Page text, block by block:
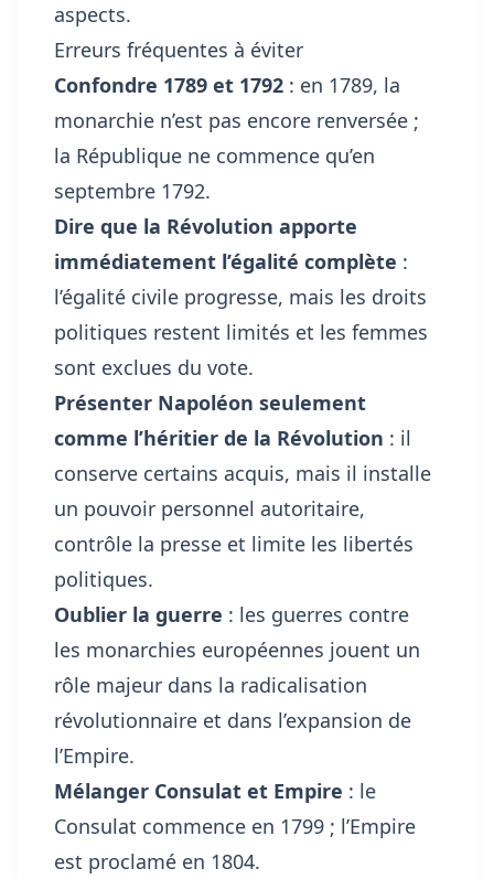
aspects.
Erreurs fréquentes à éviter
Confondre 1789 et 1792 : en 1789, la
monarchie n’est pas encore renversée ;
la République ne commence qu’en
septembre 1792.
Dire que la Révolution apporte
immédiatement l’égalité complète :
l’égalité civile progresse, mais les droits
politiques restent limités et les femmes
sont exclues du vote.
Présenter Napoléon seulement
comme l’héritier de la Révolution : il
conserve certains acquis, mais il installe
un pouvoir personnel autoritaire,
contrôle la presse et limite les libertés
politiques.
Oublier la guerre : les guerres contre
les monarchies européennes jouent un
rôle majeur dans la radicalisation
révolutionnaire et dans l’expansion de
l’Empire.
Mélanger Consulat et Empire : le
Consulat commence en 1799 ; l’Empire
est proclamé en 1804.